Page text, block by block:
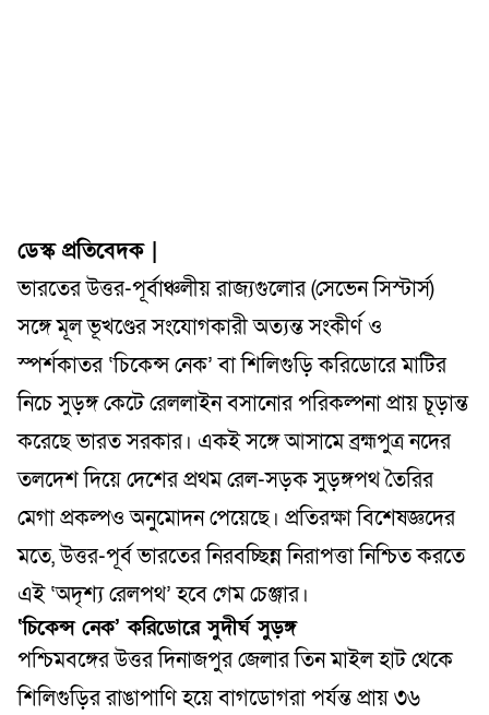
ডেস্ক প্রতিবেদক |
ভারতের উত্তর-পূর্বাঞ্চলীয় রাজ্যগুলোর (সেভেন সিস্টার্স)
সঙ্গে মূল ভূখণ্ডের সংযোগকারী অত্যন্ত সংকীর্ণ ও
স্পর্শকাতর ‘চিকেন্স নেক’ বা শিলিগুড়ি করিডোরে মাটির
নিচে সুড়ঙ্গ কেটে রেললাইন বসানোর পরিকল্পনা প্রায় চূড়ান্ত
করেছে ভারত সরকার। একই সঙ্গে আসামে ব্রহ্মপুত্র নদের
তলদেশ দিয়ে দেশের প্রথম রেল-সড়ক সুড়ঙ্গপথ তৈরির
মেগা প্রকল্পও অনুমোদন পেয়েছে। প্রতিরক্ষা বিশেষজ্ঞদের
মতে, উত্তর-পূর্ব ভারতের নিরবচ্ছিন্ন নিরাপত্তা নিশ্চিত করতে
এই ‘অদৃশ্য রেলপথ’ হবে গেম চেঞ্জার।
‘চিকেন্স নেক’ করিডোরে সুদীর্ঘ সুড়ঙ্গ
পশ্চিমবঙ্গের উত্তর দিনাজপুর জেলার তিন মাইল হাট থেকে
শিলিগুড়ির রাঙাপাণি হয়ে বাগডোগরা পর্যন্ত প্রায় ৩৬